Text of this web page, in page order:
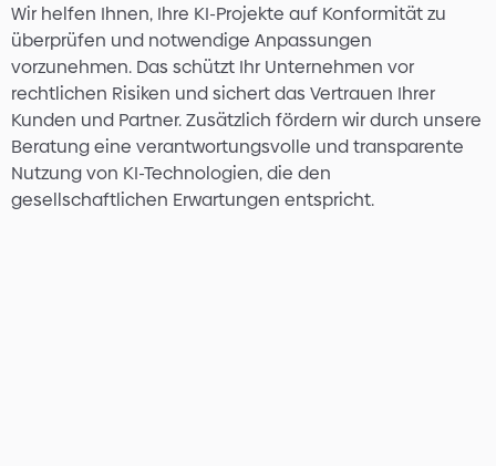
Wir helfen Ihnen, Ihre KI-Projekte auf Konformität zu
überprüfen und notwendige Anpassungen
vorzunehmen. Das schützt Ihr Unternehmen vor
rechtlichen Risiken und sichert das Vertrauen Ihrer
Kunden und Partner. Zusätzlich fördern wir durch unsere
Beratung eine verantwortungsvolle und transparente
Nutzung von KI-Technologien, die den
gesellschaftlichen Erwartungen entspricht.